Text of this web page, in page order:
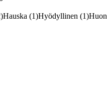
Hauska (1)Hyödyllinen (1)